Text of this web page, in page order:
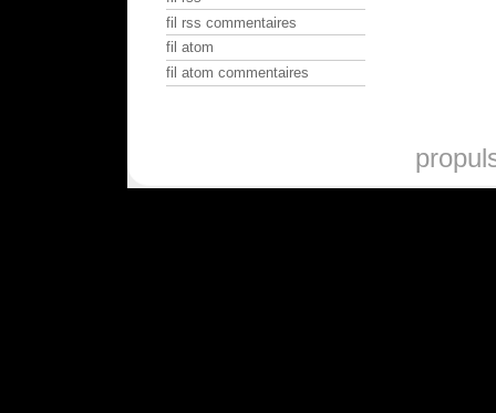
fil rss commentaires
fil atom
fil atom commentaires